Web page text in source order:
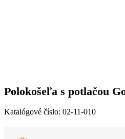
Polokošeľa s potlačou
Katalógové číslo: 02-11-010